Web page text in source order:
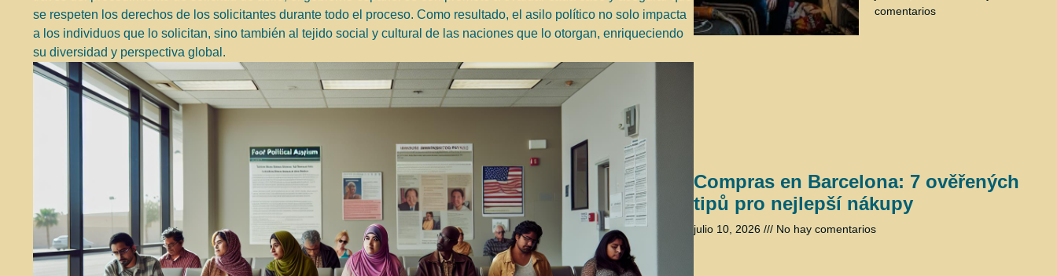
se respeten los derechos de los solicitantes durante todo el proceso. Como resultado, el asilo político no solo impacta
a los individuos que lo solicitan, sino también al tejido social y cultural de las naciones que lo otorgan, enriqueciendo
su diversidad y perspectiva global.
comentarios
Compras en Barcelona: 7 ověřených
tipů pro nejlepší nákupy
julio 10, 2026 No hay comentarios